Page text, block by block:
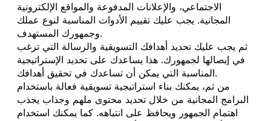
الاجتماعي، والإعلانات المدفوعة والمواقع الإلكترونية
المجانية. يجب عليك تقييم الأدوات المناسبة لنوع عملك
وجمهورك المستهدف.
ثم يجب عليك تحديد أهدافك التسويقية والرسالة التي ترغب
في إيصالها لجمهورك. هذا يساعدك على تحديد الإستراتيجية
المناسبة التي يمكن أن تساعدك في تحقيق أهدافك.
من ثم، يمكنك بناء استراتيجية تسويقية فعالة باستخدام
البرامج المجانية من خلال تحديد محتوى ملهم وجذاب يجذب
اهتمام الجمهور ويحافظ على انتباهه. كما يمكنك استخدام